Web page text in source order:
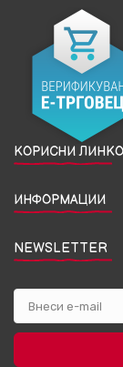
КОРИСНИ
ИНФОРМАЦИИ
NEWSLETTER